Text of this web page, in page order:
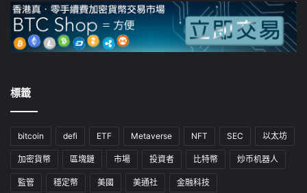
標籤
bitcoin defi ETF Metaverse NFT SEC 以太坊
加密貨幣 區塊鏈 市場 投資者 比特幣 炒币机器人
監管 穩定幣 美國 美通社 金融科技